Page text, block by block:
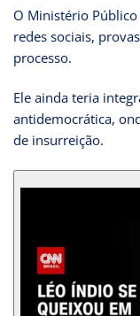
O Ministério
redes sociais,
processo.
Ele ainda teria
antidemocrática,
de insurreição.